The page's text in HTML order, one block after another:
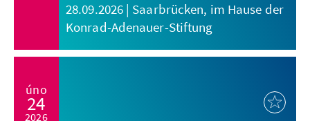
28.09.2026 | Saarbrücken, im Hause der
Konrad-Adenauer-Stiftung
úno
24
2026